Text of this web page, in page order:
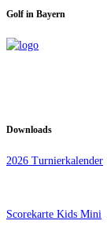
Golf in Bayern
Downloads
2026 Turnierkalender
Scorekarte Kids Mini